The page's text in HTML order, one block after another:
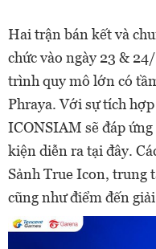
Hai trận bán kết và
chức vào ngày 23 &
trình quy mô lớn có
Phraya. Với sự tích
ICONSIAM sẽ đáp ứng
kiện diễn ra tại đây.
Sảnh True Icon, trung
cũng như điểm đến